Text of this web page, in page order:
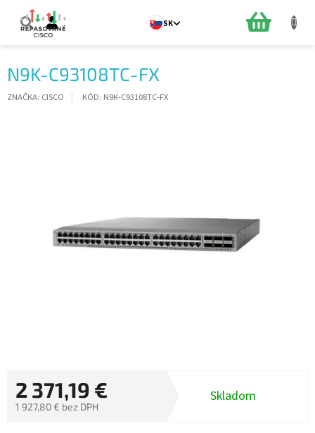
obsah
SK
N9K-C93108TC-FX
ZNAČKA: CISCO KÓD: N9K-C93108TC-FX
2 371,19 €
1 927,80 € bez DPH
Skladom